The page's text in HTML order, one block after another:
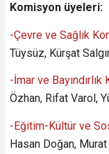
Komisyon üyeleri:
-Çevre ve Sağlık
Tüysüz, Kürşat
-İmar ve Bayındırlık
Özhan, Rifat Varol,
-Eğitim-Kültür ve
Hasan Doğan,